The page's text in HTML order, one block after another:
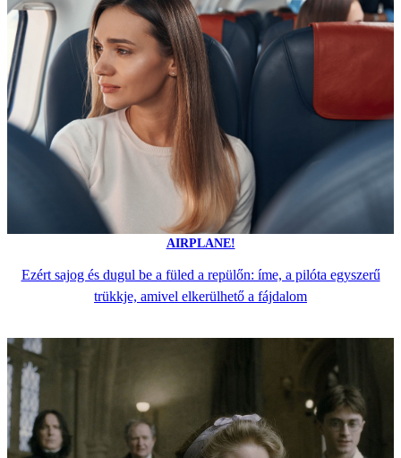
AIRPLANE!
Ezért sajog és dugul be a füled a repülőn: íme, a pilóta egyszerű
trükkje, amivel elkerülhető a fájdalom